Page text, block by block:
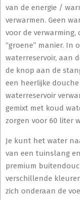
van de energie /
verwarmen. Geen
voor de verwarming,
“groene” manier. In
waterreservoir, aan
de knop aan de
een heerlijke
waterreservoir
gemixt met koud
zorgen voor 60 liter
Je kunt het water
van een tuinslang
premium
verschillende
zich onderaan de